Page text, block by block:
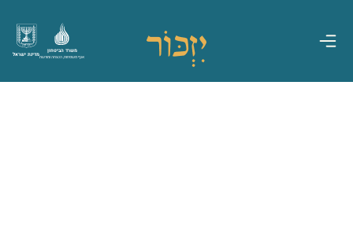
מדינת ישראל
משרד הביטחון
אגף משפחות, הנצחה ומורשת